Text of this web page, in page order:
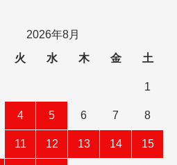
2026年8月
火 水 木 金 土
1
4 5 6 7 8
11 12 13 14 15